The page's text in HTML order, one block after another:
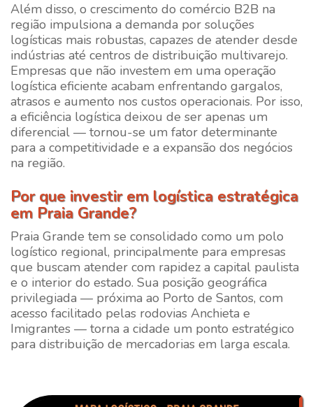
Além disso, o crescimento do comércio B2B na
região impulsiona a demanda por soluções
logísticas mais robustas, capazes de atender desde
indústrias até centros de distribuição multivarejo.
Empresas que não investem em uma operação
logística eficiente acabam enfrentando gargalos,
atrasos e aumento nos custos operacionais. Por isso,
a eficiência logística deixou de ser apenas um
diferencial — tornou-se um fator determinante
para a competitividade e a expansão dos negócios
na região.
Por que investir em logística estratégica
em Praia Grande?
Praia Grande tem se consolidado como um polo
logístico regional, principalmente para empresas
que buscam atender com rapidez a capital paulista
e o interior do estado. Sua posição geográfica
privilegiada — próxima ao Porto de Santos, com
acesso facilitado pelas rodovias Anchieta e
Imigrantes — torna a cidade um ponto estratégico
para distribuição de mercadorias em larga escala.